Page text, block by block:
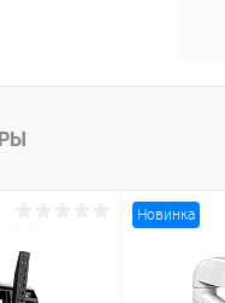
Новинка